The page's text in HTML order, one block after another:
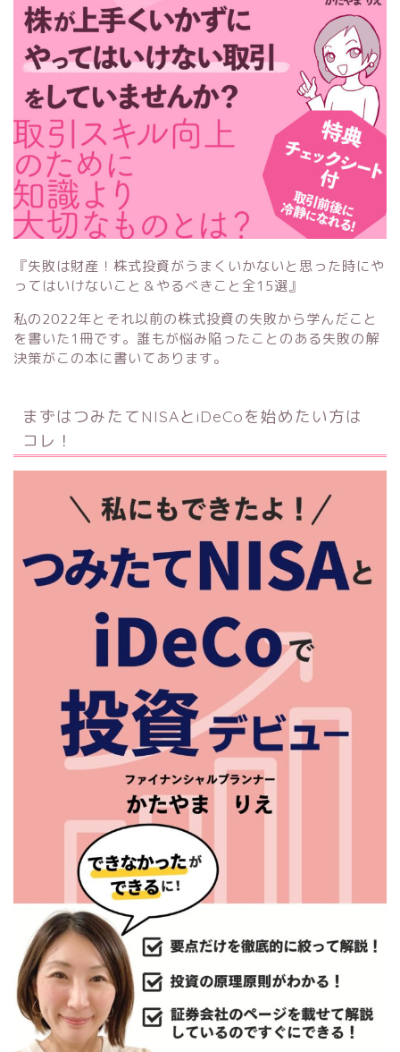
『失敗は財産！株式投資がうまくいかないと思った時にや
ってはいけないこと＆やるべきこと全15選』
私の2022年とそれ以前の株式投資の失敗から学んだこと
を書いた1冊です。誰もが悩み陥ったことのある失敗の解
決策がこの本に書いてあります。
まずはつみたてNISAとiDeCoを始めたい方は
コレ！